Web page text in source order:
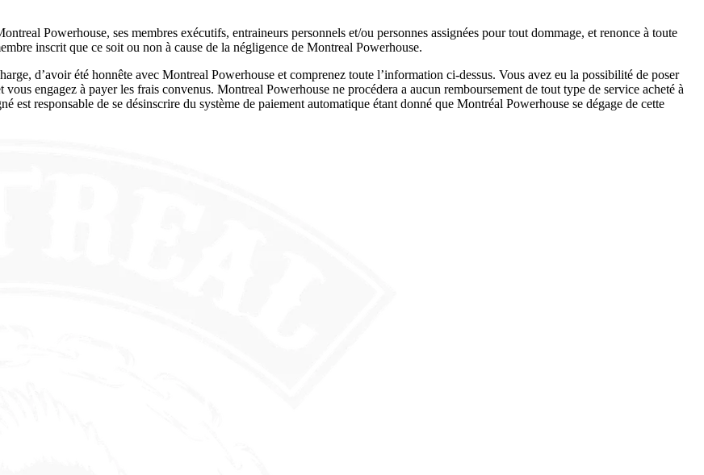
Powerhouse, ses membres exécutifs, entraineurs personnels et/ou personnes assignées pour tout dommage, et renonce à toute
inscrit que ce soit ou non à cause de la négligence de Montreal Powerhouse.
d’avoir été honnête avec Montreal Powerhouse et comprenez toute l’information ci-dessus. Vous avez eu la possibilité de poser
engagez à payer les frais convenus. Montreal Powerhouse ne procédera a aucun remboursement de tout type de service acheté à
responsable de se désinscrire du système de paiement automatique étant donné que Montréal Powerhouse se dégage de cette